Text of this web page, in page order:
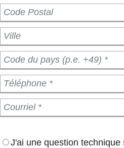
J'ai une question technique